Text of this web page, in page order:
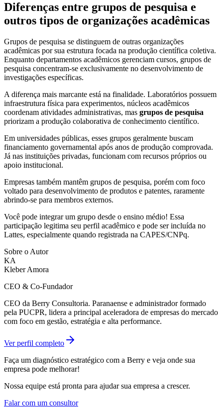
Diferenças entre grupos de pesquisa e
outros tipos de organizações acadêmicas
Grupos de pesquisa se distinguem de outras organizações
acadêmicas por sua estrutura focada na produção científica coletiva.
Enquanto departamentos acadêmicos gerenciam cursos, grupos de
pesquisa concentram-se exclusivamente no desenvolvimento de
investigações específicas.
A diferença mais marcante está na finalidade. Laboratórios possuem
infraestrutura física para experimentos, núcleos acadêmicos
coordenam atividades administrativas, mas grupos de pesquisa
priorizam a produção colaborativa de conhecimento científico.
Em universidades públicas, esses grupos geralmente buscam
financiamento governamental após anos de produção comprovada.
Já nas instituições privadas, funcionam com recursos próprios ou
apoio institucional.
Empresas também mantêm grupos de pesquisa, porém com foco
voltado para desenvolvimento de produtos e patentes, raramente
abrindo-se para membros externos.
Você pode integrar um grupo desde o ensino médio! Essa
participação legitima seu perfil acadêmico e pode ser incluída no
Lattes, especialmente quando registrada na CAPES/CNPq.
Sobre o Autor
KA
Kleber Amora
CEO & Co-Fundador
CEO da Berry Consultoria. Paranaense e administrador formado
pela PUCPR, lidera a principal aceleradora de empresas do mercado
com foco em gestão, estratégia e alta performance.
Ver perfil completo
Faça um diagnóstico estratégico com a Berry e veja onde sua
empresa pode melhorar!
Nossa equipe está pronta para ajudar sua empresa a crescer.
Falar com um consultor